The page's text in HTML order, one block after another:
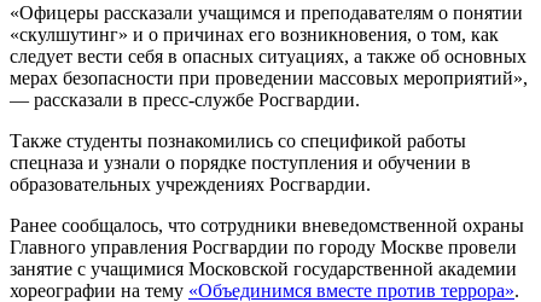
«Офицеры рассказали учащимся и преподавателям о понятии
«скулшутинг» и о причинах его возникновения, о том, как
следует вести себя в опасных ситуациях, а также об основных
мерах безопасности при проведении массовых мероприятий»,
— рассказали в пресс-службе Росгвардии.
Также студенты познакомились со спецификой работы
спецназа и узнали о порядке поступления и обучении в
образовательных учреждениях Росгвардии.
Ранее сообщалось, что сотрудники вневедомственной охраны
Главного управления Росгвардии по городу Москве провели
занятие с учащимися Московской государственной академии
хореографии на тему «Объединимся вместе против террора».